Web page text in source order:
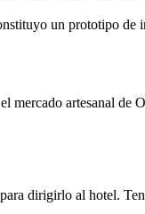
un prototipo de
artesanal de
dirigirlo al hotel.